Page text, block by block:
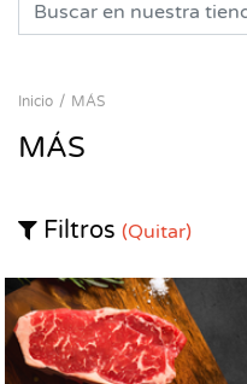
Inicio MÁS
MÁS
Filtros (Quitar)